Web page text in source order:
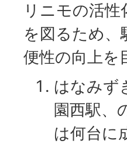
リニモの活
を図るため、
便性の向上を
はなみず
園西駅、
は何台に